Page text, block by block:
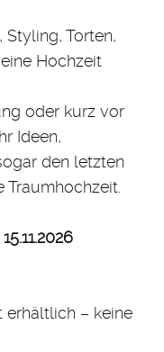
Styling, Torten,
Hochzeit
oder kurz vor
Ideen,
den letzten
erhältlich – keine